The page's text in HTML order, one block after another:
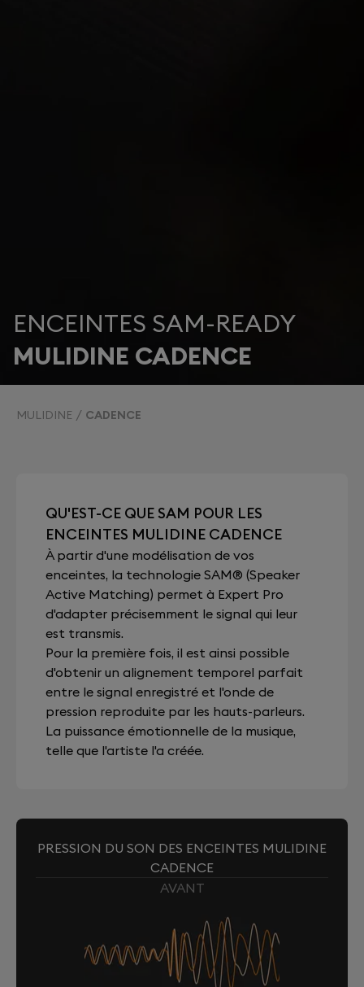
ENCEINTES SAM-READY
MULIDINE CADENCE
MULIDINE CADENCE
QU'EST-CE QUE SAM POUR LES
ENCEINTES MULIDINE CADENCE
À partir d'une modélisation de vos
enceintes, la technologie SAM® (Speaker
Active Matching) permet à Expert Pro
d'adapter précisemment le signal qui leur
est transmis.
Pour la première fois, il est ainsi possible
d'obtenir un alignement temporel parfait
entre le signal enregistré et l'onde de
pression reproduite par les hauts-parleurs.
La puissance émotionnelle de la musique,
telle que l'artiste l'a créée.
PRESSION DU SON DES ENCEINTES MULIDINE
CADENCE
AVANT